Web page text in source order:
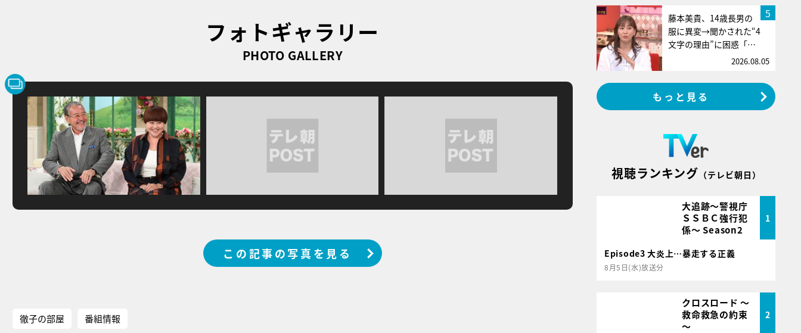
フォトギャラリー
PHOTO GALLERY
この記事の写真を見る
徹子の部屋 番組情報
5
藤本美貴、14歳長男の
服に異変→聞かされた“4
文字の理由”に困惑「…
2026.08.05
もっと見る
視聴ランキング （テレビ朝日）
大追跡～警視庁
ＳＳＢＣ強行犯
係～ Season2
1
Episode3 大炎上…暴走する正義
8月5日(水)放送分
クロスロード ～
救命救急の約束
～
2